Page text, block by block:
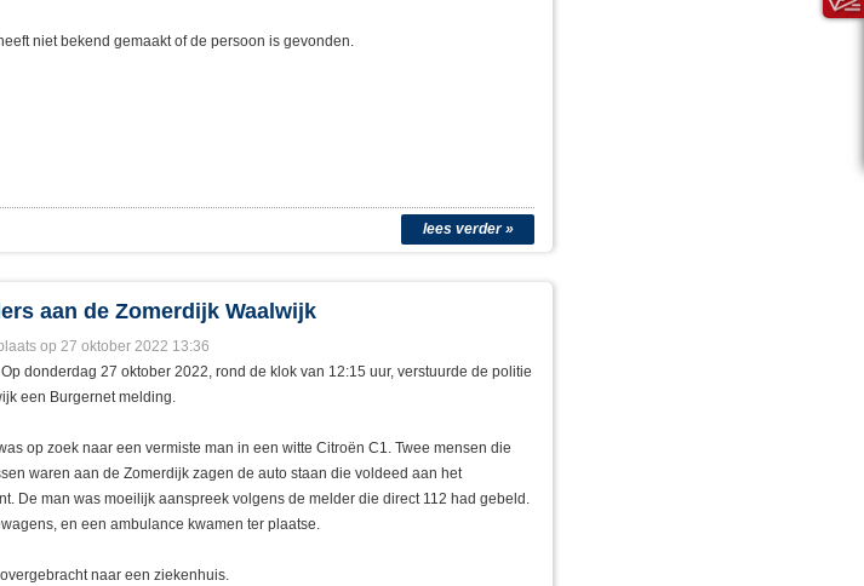
niet bekend gemaakt of de persoon is gevonden.
lees verder »
aan de Zomerdijk Waalwijk
op 27 oktober 2022 13:36
donderdag 27 oktober 2022, rond de klok van 12:15 uur, verstuurde de politie
een Burgernet melding.
op zoek naar een vermiste man in een witte Citroën C1. Twee mensen die
waren aan de Zomerdijk zagen de auto staan die voldeed aan het
De man was moeilijk aanspreek volgens de melder die direct 112 had gebeld.
en een ambulance kwamen ter plaatse.
naar een ziekenhuis.